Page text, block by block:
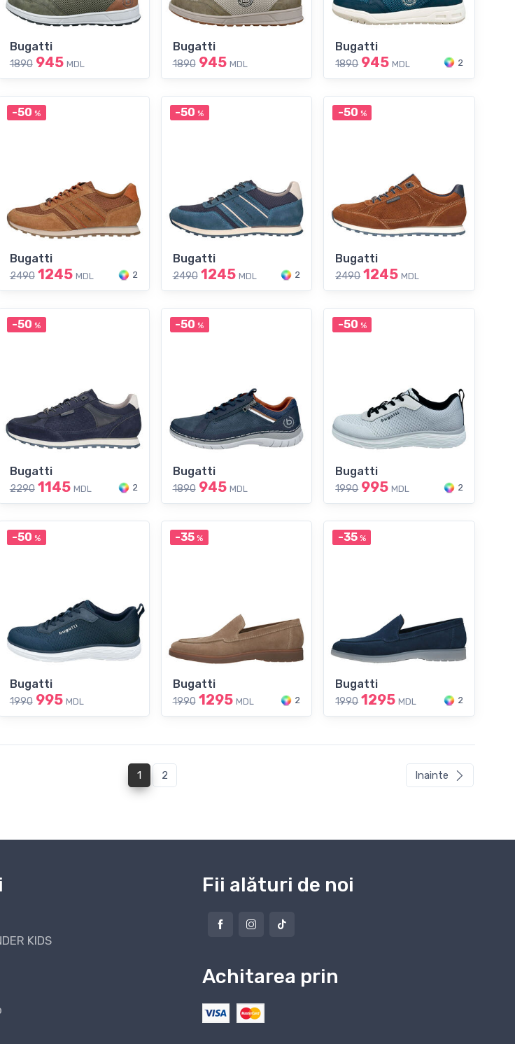
Bugatti
1890 945 MDL
Bugatti
1890 945 MDL
Bugatti
1890 945 MDL 2
-50 %
Bugatti
2490 1245 MDL 2
-50 %
Bugatti
2490 1245 MDL 2
-50 %
Bugatti
2490 1245 MDL
-50 %
Bugatti
2290 1145 MDL 2
-50 %
Bugatti
1890 945 MDL
-50 %
Bugatti
1990 995 MDL 2
-50 %
Bugatti
1990 995 MDL
-35 %
Bugatti
1990 1295 MDL 2
-35%
Bugatti
1990 1295 MDL 2
1(current)
2 Inainte
KIDS
Fii alături de noi
Achitarea prin